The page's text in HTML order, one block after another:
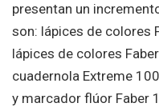
presentan un
son: lápices de colores
lápices de colores
cuadernola Extreme
y marcador flúor Faber